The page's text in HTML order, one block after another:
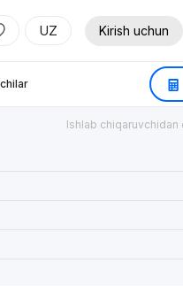
UZ Kirish uchun
Ishlab chiqaruvchidan